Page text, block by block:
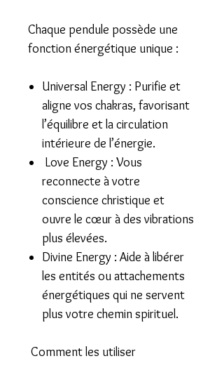
Chaque pendule possède une
fonction énergétique unique :
Universal Energy : Purifie et
aligne vos chakras, favorisant
l’équilibre et la circulation
intérieure de l’énergie.
Love Energy : Vous
reconnecte à votre
conscience christique et
ouvre le cœur à des vibrations
plus élevées.
Divine Energy : Aide à libérer
les entités ou attachements
énergétiques qui ne servent
plus votre chemin spirituel.
Comment les utiliser